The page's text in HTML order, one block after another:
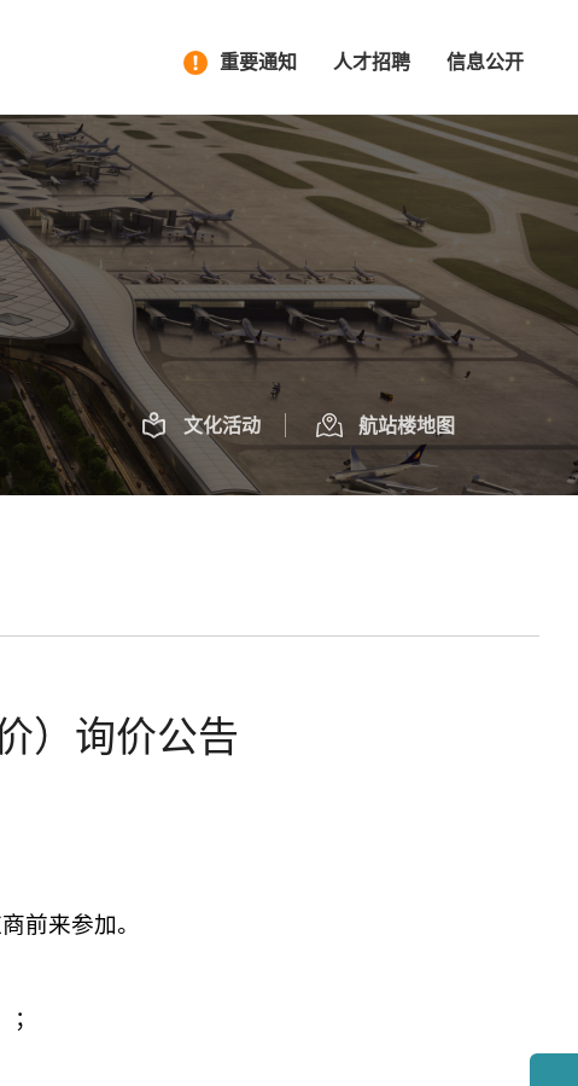
信息公开
人才招聘
重要通知
文化活动 航站楼地图
）询价公告
前来参加。